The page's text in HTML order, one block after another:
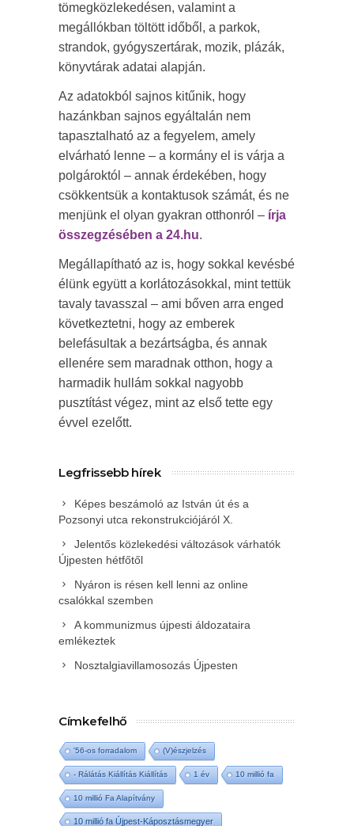
tömegközlekedésen, valamint a
megállókban töltött időből, a parkok,
strandok, gyógyszertárak, mozik, plázák,
könyvtárak adatai alapján.
Az adatokból sajnos kitűnik, hogy
hazánkban sajnos egyáltalán nem
tapasztalható az a fegyelem, amely
elvárható lenne – a kormány el is várja a
polgároktól – annak érdekében, hogy
csökkentsük a kontaktusok számát, és ne
menjünk el olyan gyakran otthonról – írja
összegzésében a 24.hu.
Megállapítható az is, hogy sokkal kevésbé
élünk együtt a korlátozásokkal, mint tettük
tavaly tavasszal – ami bőven arra enged
következtetni, hogy az emberek
belefásultak a bezártságba, és annak
ellenére sem maradnak otthon, hogy a
harmadik hullám sokkal nagyobb
pusztítást végez, mint az első tette egy
évvel ezelőtt.
Legfrissebb hírek
Képes beszámoló az István út és a
Pozsonyi utca rekonstrukciójáról X.
Jelentős közlekedési változások várhatók
Újpesten hétfőtől
Nyáron is résen kell lenni az online
csalókkal szemben
A kommunizmus újpesti áldozataira
emlékeztek
Nosztalgiavillamosozás Újpesten
Címkefelhő
'56-os forradalom (V)észjelzés
- Rálátás Kiállítás Kiállítás 1 év 10 millió fa
10 millió Fa Alapítvány
10 millió fa Újpest-Káposztásmegyer